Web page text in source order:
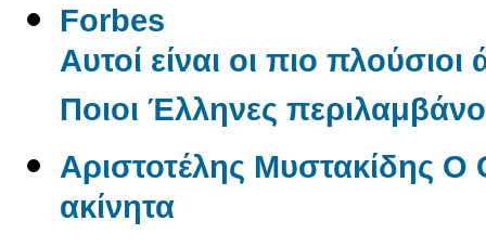
Forbes
Αυτοί είναι οι πιο
Ποιοι Έλληνες
Αριστοτέλης Μυστακίδης
ακίνητα